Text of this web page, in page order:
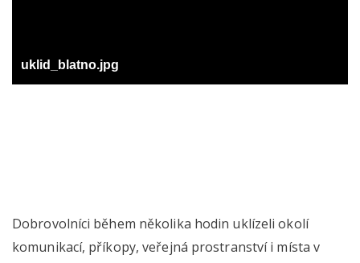
uklid_blatno.jpg
Dobrovolníci během několika hodin uklízeli okolí
komunikací, příkopy, veřejná prostranství i místa v